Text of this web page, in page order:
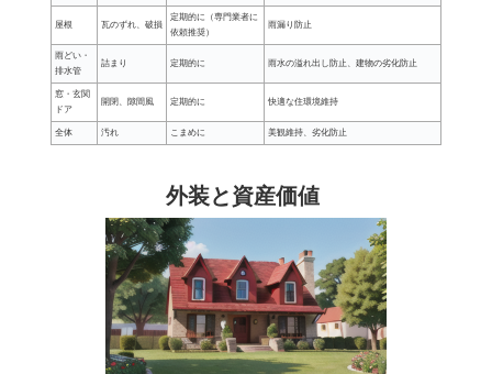
屋根 瓦のずれ、破損
定期的に（専門業者に
依頼推奨）
雨漏り防止
雨どい・
排水管
詰まり 定期的に 雨水の溢れ出し防止、建物の劣化防止
窓・玄関
ドア
開閉、隙間風 定期的に 快適な住環境維持
全体 汚れ こまめに 美観維持、劣化防止
外装と資産価値